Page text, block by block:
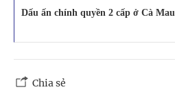
Dấu ấn chính quyền 2 cấp ở Cà Mau
Chia sẻ